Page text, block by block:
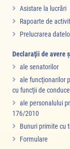
16.07.2026
Participarea
Reuniunea
inițiativa
pentru
europene
Asistare la lucrări
Rapoarte de
Prelucrarea
Declaraţii de avere
ale senatorilor
ale funcţionarilor
cu funcţii de
ale personalului
176/2010
Bunuri primite cu
Formulare